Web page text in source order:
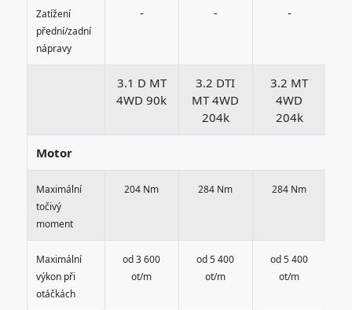
Zatížení
přední/zadní
nápravy
- - -
3.1 D MT
4WD 90k
3.2 DTI
MT 4WD
204k
3.2 MT
4WD
204k
Motor
Maximální
točivý
moment
204 Nm 284 Nm 284 Nm
Maximální
výkon při
otáčkách
od 3 600
ot/m
od 5 400
ot/m
od 5 400
ot/m